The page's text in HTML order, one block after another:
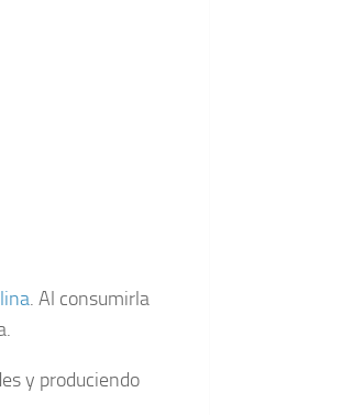
. Al consumirla
y produciendo